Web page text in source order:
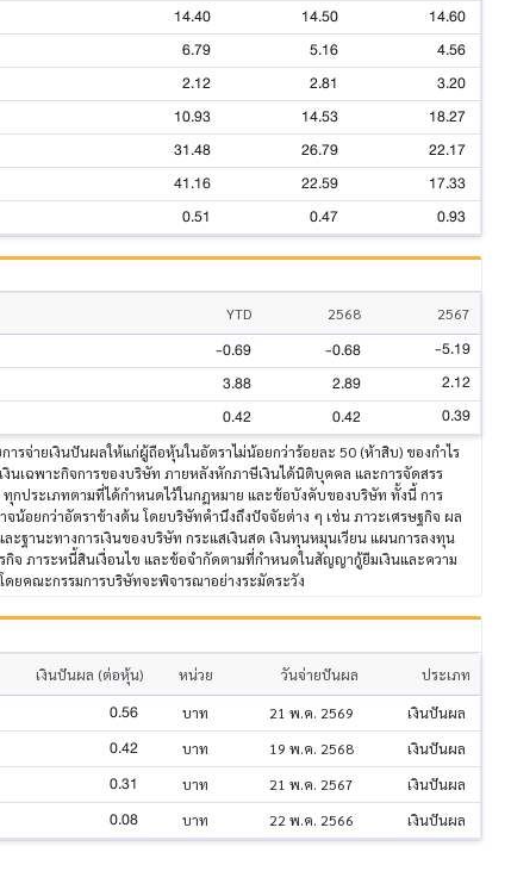
14.40 14.50 14.60
6.79 5.16 4.56
2.12 2.81 3.20
10.93 14.53 18.27
31.48 26.79 22.17
41.16 22.59 17.33
0.51 0.47 0.93
YTD 2568
2567
-0.69 -0.68 -5.19
3.88 2.89 2.12
0.42 0.42 0.39
ารจ่ายเงินปันผลให้แก่ผู้ถือหุ้นในอัตราไม่น้อยกว่าร้อยละ 50 (ห้าสิบ) ของกำไร
งินเฉพาะกิจการของบริษัท ภายหลังหักภาษีเงินได้นิติบุคคล และการจัดสรร
ทุกประเภทตามที่ได้กำหนดไว้ในกฎหมาย และข้อบังคับของบริษัท ทั้งนี้ การ
จน้อยกว่าอัตราข้างต้น โดยบริษัทคำนึงถึงปัจจัยต่าง ๆ เช่น ภาวะเศรษฐกิจ ผล
ละฐานะทางการเงินของบริษัท กระแสเงินสด เงินทุนหมุนเวียน แผนการลงทุน
กิจ ภาระหนี้สินเงื่อนไข และข้อจำกัดตามที่กำหนดในสัญญากู้ยืมเงินและความ
ดยคณะกรรมการบริษัทจะพิจารณาอย่างระมัดระวัง
เงินปันผล (ต่อหุ้น) หน่วย วันจ่ายปันผล
ประเภท
0.56 บาท 21 พ.ค. 2569
เงินปันผล
0.42 บาท 19 พ.ค. 2568
เงินปันผล
0.31 บาท 21 พ.ค. 2567
เงินปันผล
0.08 บาท 22 พ.ค. 2566 เงินปันผล